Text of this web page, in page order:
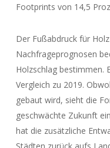
Footprints von 14,5
Der Fußabdruck für
Nachfrageprognosen
Holzschlag bestimmen.
Vergleich zu 2019.
gebaut wird, sieht die
geschwächte Zukunft
hat die zusätzliche
Städten zurück aufs